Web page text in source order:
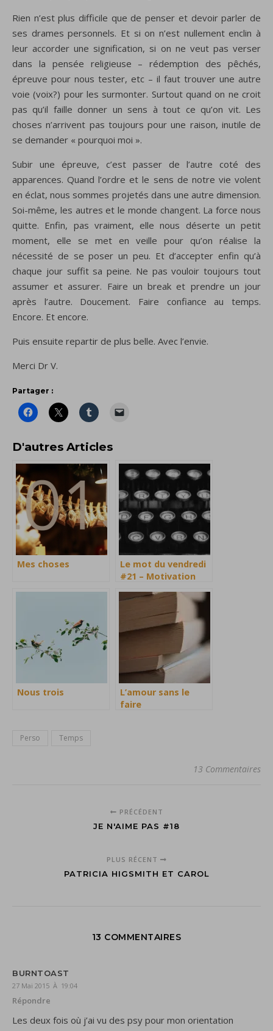
Rien n’est plus difficile que de penser et devoir parler de
ses drames personnels. Et si on n’est nullement enclin à
leur accorder une signification, si on ne veut pas verser
dans la pensée religieuse – rédemption des pêchés,
épreuve pour nous tester, etc – il faut trouver une autre
voie (voix?) pour les surmonter. Surtout quand on ne croit
pas qu’il faille donner un sens à tout ce qu’on vit. Les
choses n’arrivent pas toujours pour une raison, inutile de
se demander « pourquoi moi ».
Subir une épreuve, c’est passer de l’autre coté des
apparences. Quand l’ordre et le sens de notre vie volent
en éclat, nous sommes projetés dans une autre dimension.
Soi-même, les autres et le monde changent. La force nous
quitte. Enfin, pas vraiment, elle nous déserte un petit
moment, elle se met en veille pour qu’on réalise la
nécessité de se poser un peu. Et d’accepter enfin qu’à
chaque jour suffit sa peine. Ne pas vouloir toujours tout
assumer et assurer. Faire un break et prendre un jour
après l’autre. Doucement. Faire confiance au temps.
Encore. Et encore.
Puis ensuite repartir de plus belle. Avec l’envie.
Merci Dr V.
Partager :
D'autres Articles
Mes choses
Le mot du vendredi
#21 – Motivation
Nous trois
L’amour sans le
faire
Perso Temps
13 Commentaires
PRÉCÉDENT
JE N'AIME PAS #18
PLUS RÉCENT
PATRICIA HIGSMITH ET CAROL
13 COMMENTAIRES
BURNTOAST
27 Mai 2015 À 19:04
Répondre
Les deux fois où j’ai vu des psy pour mon orientation